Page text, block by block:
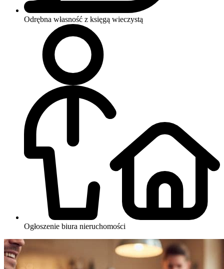
Odrębna własność z księgą wieczystą
Ogłoszenie biura nieruchomości